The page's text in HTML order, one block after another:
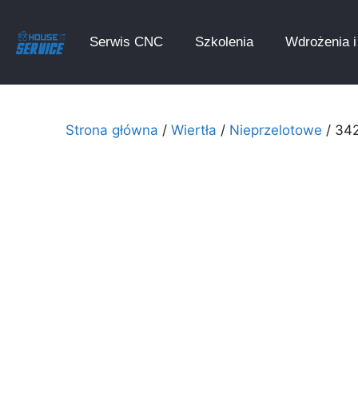
Serwis CNC Szkolenia Wdrożenia
Strona główna / Wiertła / Nieprzelotowe /